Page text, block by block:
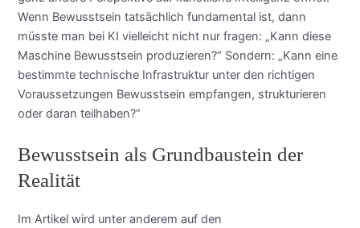
Wenn Bewusstsein tatsächlich fundamental ist, dann
müsste man bei KI vielleicht nicht nur fragen: „Kann diese
Maschine Bewusstsein produzieren?“ Sondern: „Kann eine
bestimmte technische Infrastruktur unter den richtigen
Voraussetzungen Bewusstsein empfangen, strukturieren
oder daran teilhaben?“
Bewusstsein als Grundbaustein der
Realität
Im Artikel wird unter anderem auf den